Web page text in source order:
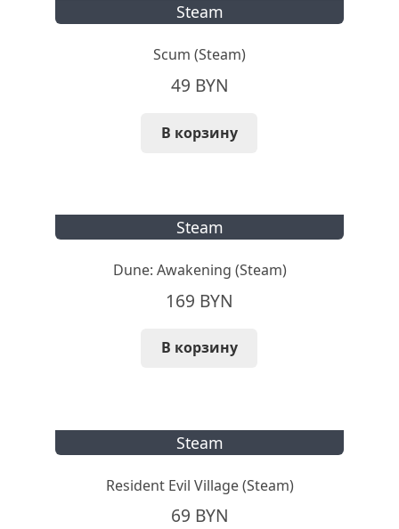
Steam
Scum (Steam)
49 BYN
В корзину
Steam
Dune: Awakening (Steam)
169 BYN
В корзину
Steam
Resident Evil Village (Steam)
69 BYN